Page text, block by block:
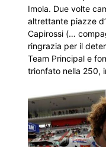
Imola. Due volte
altrettante piazze
Capirossi (…
ringrazia per il
Team Principal e
trionfato nella 250,